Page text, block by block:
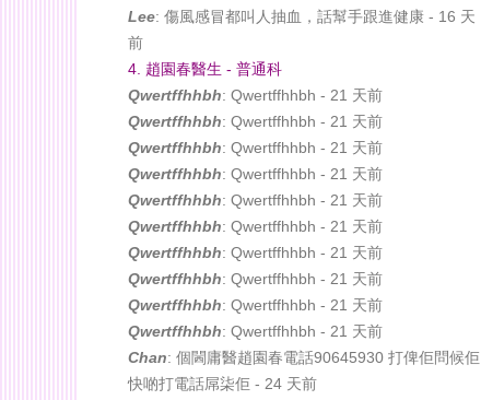
Lee: 傷風感冒都叫人抽血，話幫手跟進健康 - 16 天
前
4. 趙園春醫生 - 普通科
Qwertffhhbh: Qwertffhhbh - 21 天前
Qwertffhhbh: Qwertffhhbh - 21 天前
Qwertffhhbh: Qwertffhhbh - 21 天前
Qwertffhhbh: Qwertffhhbh - 21 天前
Qwertffhhbh: Qwertffhhbh - 21 天前
Qwertffhhbh: Qwertffhhbh - 21 天前
Qwertffhhbh: Qwertffhhbh - 21 天前
Qwertffhhbh: Qwertffhhbh - 21 天前
Qwertffhhbh: Qwertffhhbh - 21 天前
Qwertffhhbh: Qwertffhhbh - 21 天前
Chan: 個閪庸醫趙園春電話90645930 打俾佢問候佢
快啲打電話屌柒佢 - 24 天前